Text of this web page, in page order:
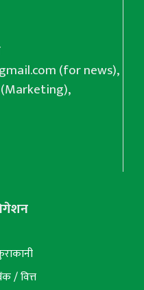
(for news),
(Marketing),
/ वित्त